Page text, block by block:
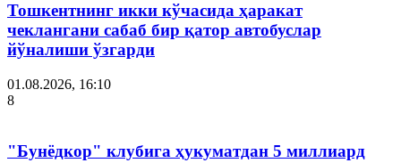
Тошкентнинг икки кўчасида ҳаракат
чеклангани сабаб бир қатор автобуслар
йўналиши ўзгарди
01.08.2026, 16:10
8
"Бунёдкор" клубига ҳукуматдан 5 миллиард